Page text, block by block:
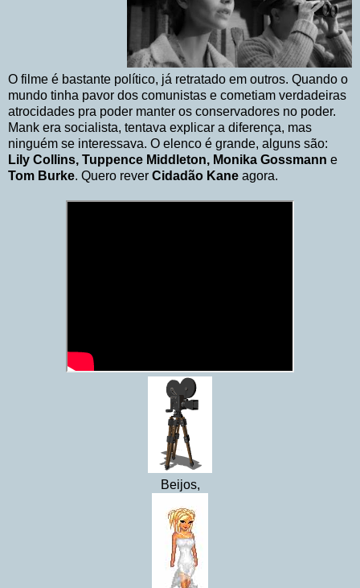
O filme é bastante político, já retratado em outros. Quando o
mundo tinha pavor dos comunistas e cometiam verdadeiras
atrocidades pra poder manter os conservadores no poder.
Mank era socialista, tentava explicar a diferença, mas
ninguém se interessava. O elenco é grande, alguns são:
Lily Collins, Tuppence Middleton, Monika Gossmann e
Tom Burke. Quero rever Cidadão Kane agora.
Beijos,